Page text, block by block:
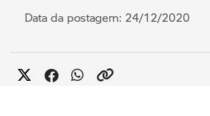
Data da postagem: 24/12/2020